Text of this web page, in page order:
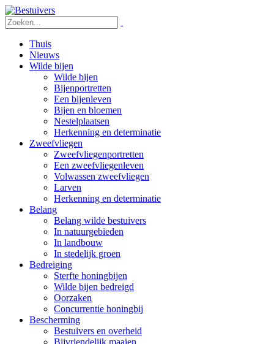
Thuis
Nieuws
Wilde bijen
Wilde bijen
Bijenportretten
Een bijenleven
Bijen en bloemen
Nestelplaatsen
Herkenning en determinatie
Zweefvliegen
Zweefvliegenportretten
Een zweefvliegenleven
Volwassen zweefvliegen
Larven
Herkenning en determinatie
Belang
Belang wilde bestuivers
In natuurgebieden
In landbouw
In stedelijk groen
Bedreiging
Sterfte honingbijen
Wilde bijen bedreigd
Oorzaken
Concurrentie honingbij
Bescherming
Bestuivers en overheid
Bijvriendelijk maaien